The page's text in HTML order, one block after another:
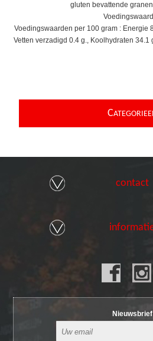
gluten bevattende
Voedingswaarden per 100 gram : Energie
Vetten verzadigd 0.4 g., Koolhydraten 34.1
C
contact
Nieuwsbrief